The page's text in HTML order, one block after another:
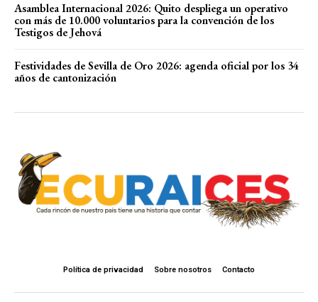
Asamblea Internacional 2026: Quito despliega un operativo
con más de 10.000 voluntarios para la convención de los
Testigos de Jehová
Festividades de Sevilla de Oro 2026: agenda oficial por los 34
años de cantonización
Política de privacidad Sobre nosotros Contacto